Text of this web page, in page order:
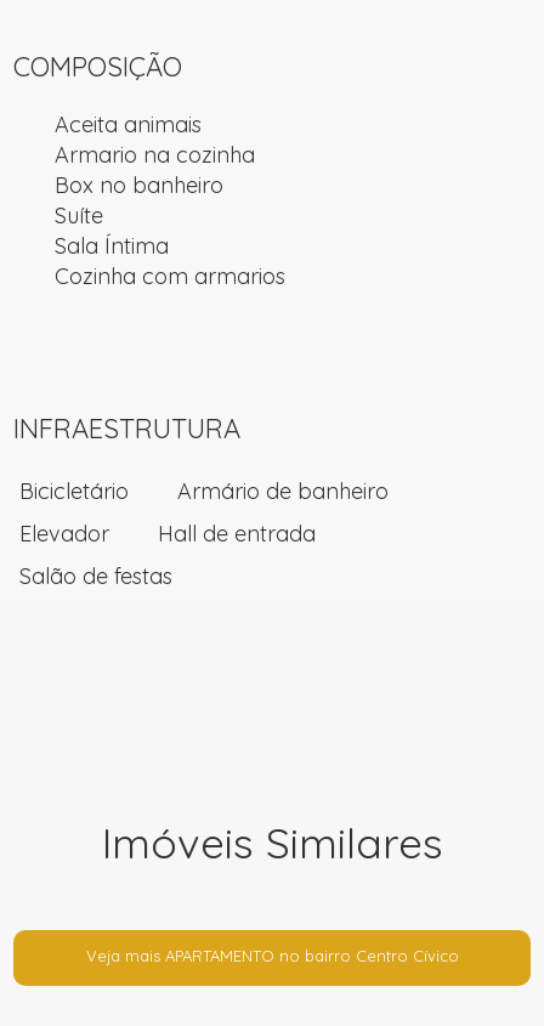
COMPOSIÇÃO
Aceita animais
Armario na cozinha
Box no banheiro
Suíte
Sala Íntima
Cozinha com armarios
INFRAESTRUTURA
Bicicletário
Armário de banheiro
Elevador
Hall de entrada
Salão de festas
Imóveis Similares
Veja mais APARTAMENTO no bairro Centro Cívico